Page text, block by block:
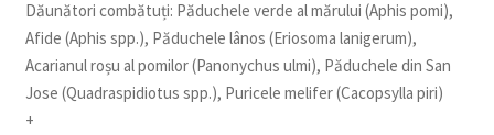
Dăunători combătuți: Păduchele verde al mărului (Aphis pomi),
Afide (Aphis spp.), Păduchele lânos (Eriosoma lanigerum),
Acarianul roșu al pomilor (Panonychus ulmi), Păduchele din San
Jose (Quadraspidiotus spp.), Puricele melifer (Cacopsylla piri)
+